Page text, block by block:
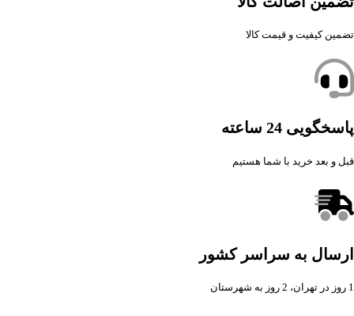
تضمین کیفیت و قیمت کالا
پاسخگویی 24 ساعته
قبل و بعد خرید با شما هستیم
ارسال به سراسر کشور
1 روز در تهران، 2 روز به شهرستان